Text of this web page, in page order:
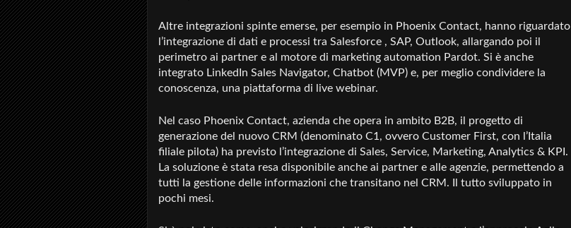
Altre integrazioni spinte emerse, per esempio in Phoenix Contact, hanno riguardato
l’integrazione di dati e processi tra Salesforce , SAP, Outlook, allargando poi il
perimetro ai partner e al motore di marketing automation Pardot. Si è anche
integrato LinkedIn Sales Navigator, Chatbot (MVP) e, per meglio condividere la
conoscenza, una piattaforma di live webinar.
Nel caso Phoenix Contact, azienda che opera in ambito B2B, il progetto di
generazione del nuovo CRM (denominato C1, ovvero Customer First, con l’Italia
filiale pilota) ha previsto l’integrazione di Sales, Service, Marketing, Analytics & KPI.
La soluzione è stata resa disponibile anche ai partner e alle agenzie, permettendo a
tutti la gestione delle informazioni che transitano nel CRM. Il tutto sviluppato in
pochi mesi.